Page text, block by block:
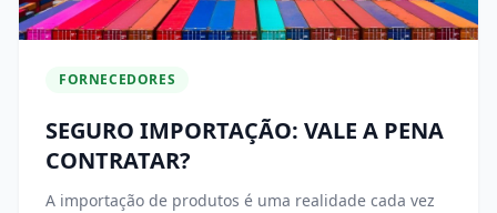
FORNECEDORES
SEGURO IMPORTAÇÃO: VALE A PENA
CONTRATAR?
A importação de produtos é uma realidade cada vez